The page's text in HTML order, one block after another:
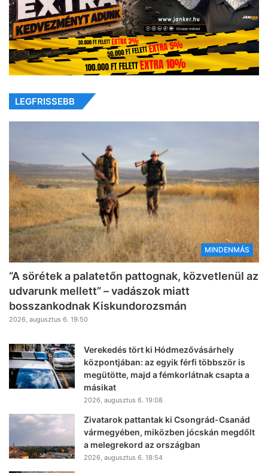
LEGFRISSEBB
MINDENMÁS
“A sörétek a palatetőn pattognak, közvetlenül az
udvarunk mellett” – vadászok miatt
bosszankodnak Kiskundorozsmán
2026, augusztus 6. 19:50
Verekedés tört ki Hódmezővásárhely
központjában: az egyik férfi többször is
megütötte, majd a fémkorlátnak csapta a
másikat
2026, augusztus 6. 19:08
Zivatarok pattantak ki Csongrád-Csanád
vármegyében, miközben jócskán megdőlt
a melegrekord az országban
2026, augusztus 6. 18:54